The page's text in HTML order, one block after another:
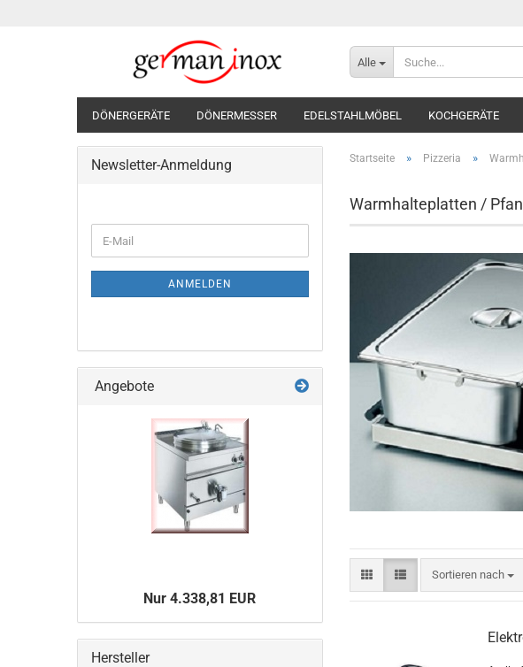
Alle
DÖNERGERÄTE DÖNERMESSER EDELSTAHLMÖBEL KOCHGERÄTE
Startseite » Pizzeria »
Warmhalteplatten /
Sortieren nach
Sortieren nach
Newsletter-Anmeldung
ZUR
E-
Mail
ANMELDEN
Angebote
Nur 4.338,81 EUR
Hersteller